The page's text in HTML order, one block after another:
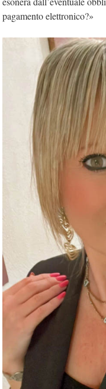
pagamento elettronico?»